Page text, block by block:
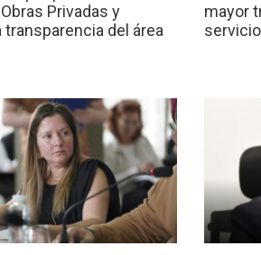
Privadas y
transparencia del área
mayor